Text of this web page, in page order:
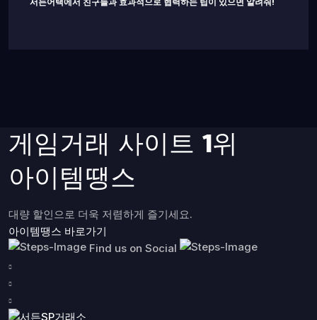
게임거래 사이트 1위
아이템땡스
대량 할인으로 더욱 저렴하게 즐기세요.
아이템땡스 바로가기
Find us on Social